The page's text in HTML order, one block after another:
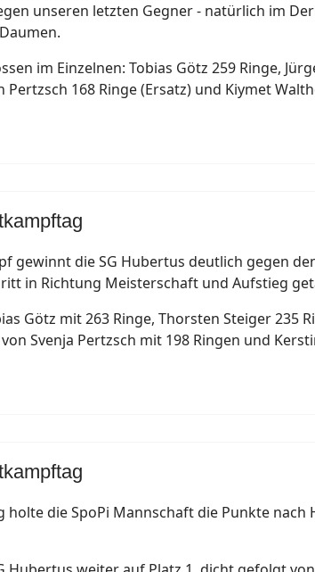
unseren letzten Gegner - natürlich im
im Einzelnen: Tobias Götz 259 Ringe,
Pertzsch 168 Ringe (Ersatz) und Kiymet
gewinnt die SG Hubertus deutlich gegen
in Richtung Meisterschaft und Aufstieg
Götz mit 263 Ringe, Thorsten Steiger 235
Svenja Pertzsch mit 198 Ringen und
die SpoPi Mannschaft die Punkte nach